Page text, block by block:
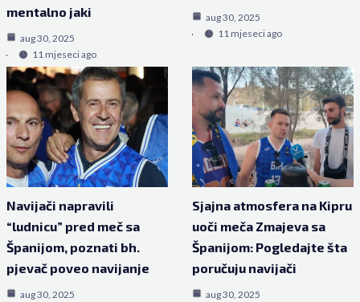
mentalno jaki
aug 30, 2025
11 mjeseci ago
aug 30, 2025
11 mjeseci ago
Navijači napravili
“ludnicu” pred meč sa
Španijom, poznati bh.
pjevač poveo navijanje
aug 30, 2025
Sjajna atmosfera na Kipru
uoči meča Zmajeva sa
Španijom: Pogledajte šta
poručuju navijači
aug 30, 2025